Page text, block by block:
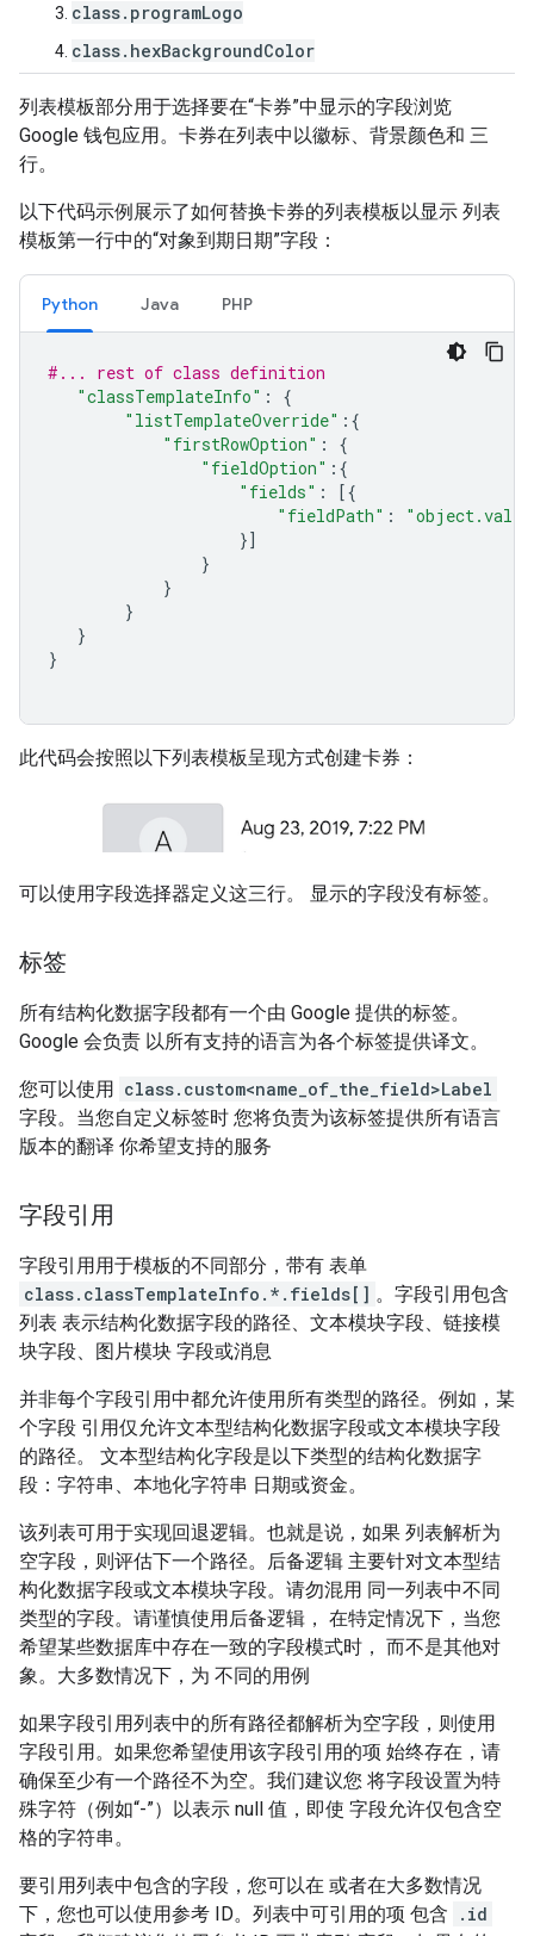
class.programLogo
class.hexBackgroundColor
列表模板部分用于选择要在“卡券”中显示的字段浏览
Google 钱包应用。卡券在列表中以徽标、背景颜色和 三
行。
以下代码示例展示了如何替换卡券的列表模板以显示 列表
模板第一行中的“对象到期日期”字段：
Python Java PHP
#... rest of class definition
"classTemplateInfo" :
{
"listTemplateOverride" :{
"firstRowOption" :
{
"fieldOption" :{
"fields" :
[{
"fieldPath" :
}]
}
}
}
}
}
此代码会按照以下列表模板呈现方式创建卡券：
可以使用字段选择器定义这三行。 显示的字段没有标签。
标签
所有结构化数据字段都有一个由 Google 提供的标签。
Google 会负责 以所有支持的语言为各个标签提供译文。
您可以使用
class.custom<name_of_the_field>Label
字段。当您自定义标签时 您将负责为该标签提供所有语言
版本的翻译 你希望支持的服务
字段引用
字段引用用于模板的不同部分，带有 表单
class.classTemplateInfo.*.fields[] 。字段引用包含
列表 表示结构化数据字段的路径、文本模块字段、链接模
块字段、图片模块 字段或消息
并非每个字段引用中都允许使用所有类型的路径。例如，某
个字段 引用仅允许文本型结构化数据字段或文本模块字段
的路径。 文本型结构化字段是以下类型的结构化数据字
段：字符串、本地化字符串 日期或资金。
该列表可用于实现回退逻辑。也就是说，如果 列表解析为
空字段，则评估下一个路径。后备逻辑 主要针对文本型结
构化数据字段或文本模块字段。请勿混用 同一列表中不同
类型的字段。请谨慎使用后备逻辑， 在特定情况下，当您
希望某些数据库中存在一致的字段模式时， 而不是其他对
象。大多数情况下，为 不同的用例
如果字段引用列表中的所有路径都解析为空字段，则使用
字段引用。如果您希望使用该字段引用的项 始终存在，请
确保至少有一个路径不为空。我们建议您 将字段设置为特
殊字符（例如“-”）以表示 null 值，即使 字段允许仅包含空
格的字符串。
要引用列表中包含的字段，您可以在 或者在大多数情况
下，您也可以使用参考 ID。列表中可引用的项 包含
.id